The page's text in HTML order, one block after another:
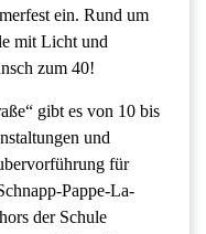
ein. Rund um
mit Licht und
zum 40!
gibt es von 10 bis
und
für
der Schule